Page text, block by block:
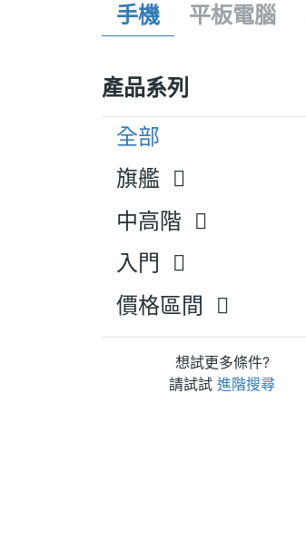
手機 平板電腦
產品系列
全部
旗艦
中高階
入門
價格區間
想試更多條件?
請試試 進階搜尋